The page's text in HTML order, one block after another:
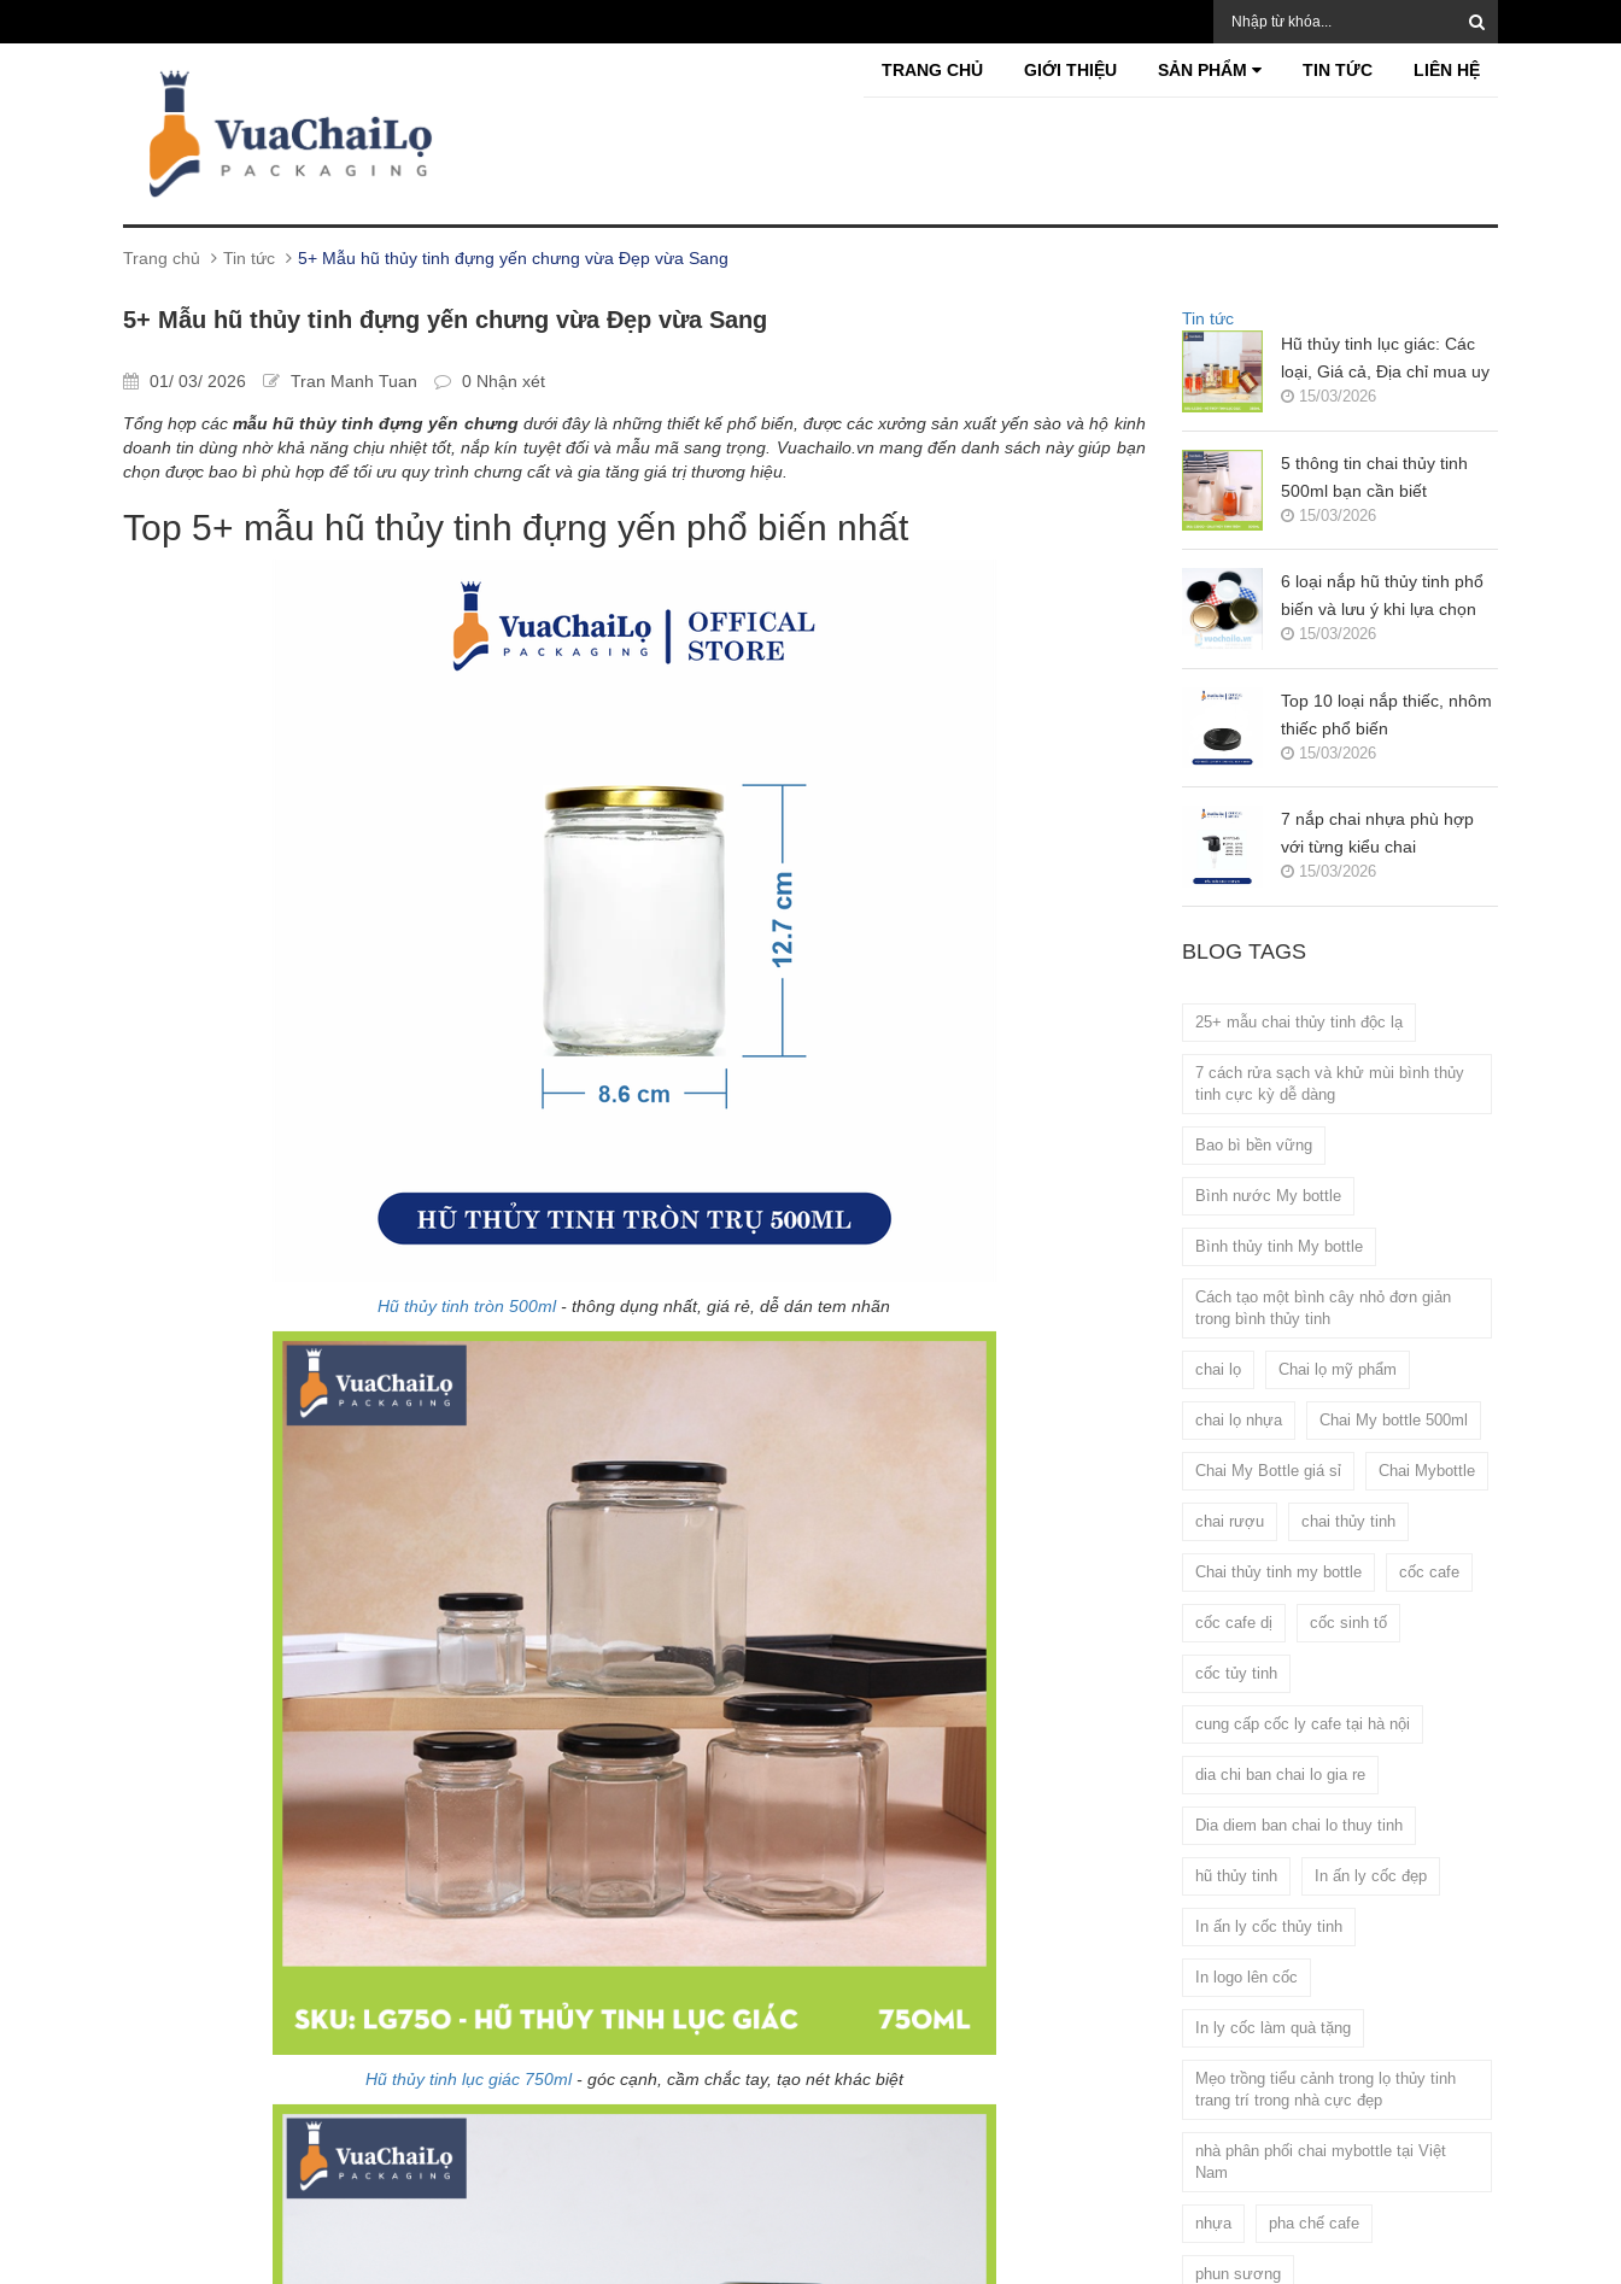
TRANG CHỦ GIỚI THIỆU SẢN PHẨM TIN TỨC LIÊN HỆ
Trang chủ Tin tức 5+ Mẫu hũ thủy tinh đựng yến chưng vừa Đẹp vừa Sang
5+ Mẫu hũ thủy tinh đựng yến chưng vừa Đẹp vừa Sang
01/ 03/ 2026 Tran Manh Tuan 0 Nhận xét
Tổng hợp cácmẫu hũ thủy tinh đựng yến chưngdưới đây là những thiết kế phổ biến, được các xưởng sản xuất yến sào và hộ kinh
doanh tin dùng nhờ khả năng chịu nhiệt tốt, nắp kín tuyệt đối và mẫu mã sang trọng. Vuachailo.vn mang đến danh sách này giúp bạn
chọn được bao bì phù hợp để tối ưu quy trình chưng cất và gia tăng giá trị thương hiệu.
Top 5+ mẫu hũ thủy tinh đựng yến phổ biến nhất
Hũ thủy tinh tròn 500ml- thông dụng nhất, giá rẻ, dễ dán tem nhãn
Hũ thủy tinh lục giác 750ml- góc cạnh, cầm chắc tay, tạo nét khác biệt
Tin tức
Hũ thủy tinh lục giác: Các
loại, Giá cả, Địa chỉ mua uy
tín?15/03/2026
5 thông tin chai thủy tinh
500ml bạn cần biết
15/03/2026
6 loại nắp hũ thủy tinh phổ
biến và lưu ý khi lựa chọn
15/03/2026
Top 10 loại nắp thiếc, nhôm
thiếc phổ biến
15/03/2026
7 nắp chai nhựa phù hợp
với từng kiểu chai
15/03/2026
BLOG TAGS
25+ mẫu chai thủy tinh độc lạ
7 cách rửa sạch và khử mùi bình thủy
tinh cực kỳ dễ dàng
Bao bì bền vững
Bình nước My bottle
Bình thủy tinh My bottle
Cách tạo một bình cây nhỏ đơn giản
trong bình thủy tinh
chai lọ Chai lọ mỹ phẩm
chai lọ nhựa Chai My bottle 500ml
Chai My Bottle giá sỉ Chai Mybottle
chai rượu chai thủy tinh
Chai thủy tinh my bottle cốc cafe
cốc cafe dị cốc sinh tố
cốc tủy tinh
cung cấp cốc ly cafe tại hà nội
dia chi ban chai lo gia re
Dia diem ban chai lo thuy tinh
hũ thủy tinh In ấn ly cốc đẹp
In ấn ly cốc thủy tinh
In logo lên cốc
In ly cốc làm quà tặng
Mẹo trồng tiểu cảnh trong lọ thủy tinh
trang trí trong nhà cực đẹp
nhà phân phối chai mybottle tại Việt
Nam
nhựa pha chế cafe
phun sương